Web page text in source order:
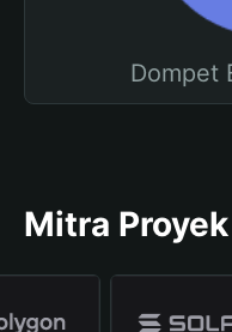
Dompet
Mitra Proyek